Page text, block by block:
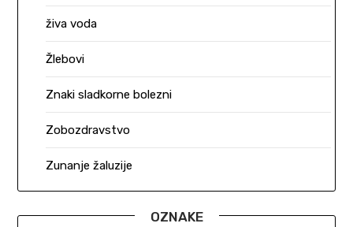
živa voda
Žlebovi
Znaki sladkorne bolezni
Zobozdravstvo
Zunanje žaluzije
OZNAKE